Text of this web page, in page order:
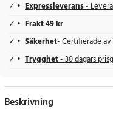
Expressleverans-
Frakt 49 kr
Säkerhet- Certifierade
Trygghet- 30 dagars
Beskrivning